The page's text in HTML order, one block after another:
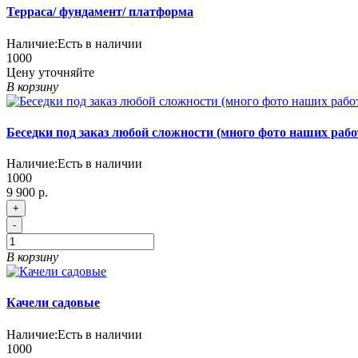
Терраса/ фундамент/ платформа
Наличие:Есть в наличии
1000
Цену уточняйте
В корзину
Беседки под заказ любой сложности (много фото наших
Наличие:Есть в наличии
1000
9 900 р.
+
-
В корзину
Качели садовые
Наличие:Есть в наличии
1000